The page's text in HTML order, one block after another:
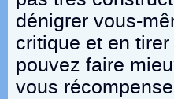
dénigrer vous-
critique et en
pouvez faire
vous